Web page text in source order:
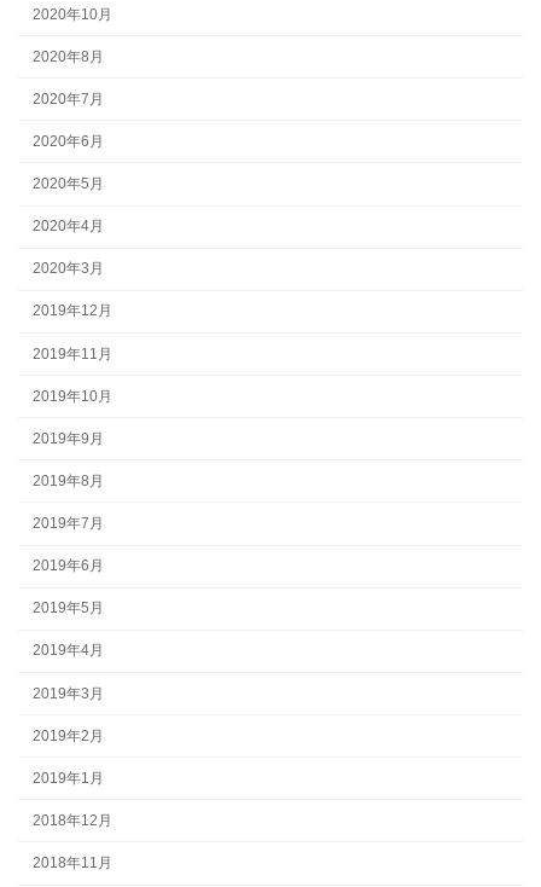
2020年10月
2020年8月
2020年7月
2020年6月
2020年5月
2020年4月
2020年3月
2019年12月
2019年11月
2019年10月
2019年9月
2019年8月
2019年7月
2019年6月
2019年5月
2019年4月
2019年3月
2019年2月
2019年1月
2018年12月
2018年11月